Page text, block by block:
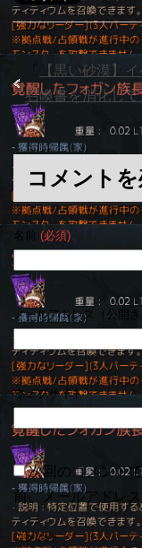
【黒い砂漠】
召喚書を消化し
コメント
名前 (必須)
メールアドレス（公開
ウェブサイト
次回のコメント
前、メールアドレ
コメント